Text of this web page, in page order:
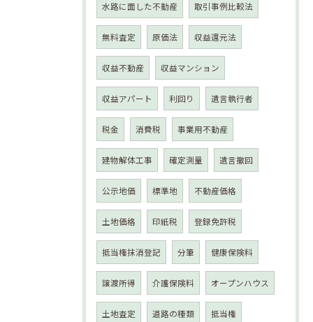
水路に面した不動産 取引事例比較法
無料査定 原価法 収益還元法
収益不動産 収益マンション
収益アパート 利回り 遺言執行者
税金 消費税 事業用不動産
建物解体工事 確定測量 遺言撤回
公示地価 標準地 不動産価格
土地価格 印紙税 登録免許税
抵当権抹消登記 分筆 健康保険料
譲渡所得 介護保険料 オープンハウス
土地査定 道路の種類 抵当権